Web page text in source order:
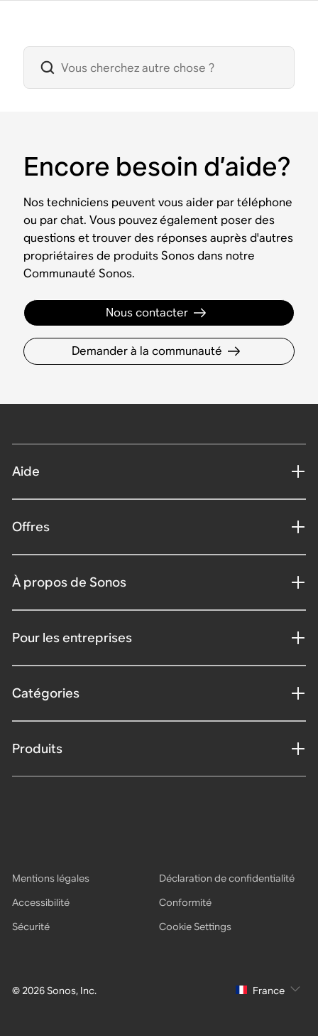
Encore besoin d’aide?
Nos techniciens peuvent vous aider par téléphone
ou par chat. Vous pouvez également poser des
questions et trouver des réponses auprès d'autres
propriétaires de produits Sonos dans notre
Communauté Sonos.
Nous contacter
Demander à la communauté
Aide
Offres
À propos de Sonos
Pour les entreprises
Catégories
Produits
© 2026 Sonos, Inc.
Mentions légales
Déclaration de confidentialité
Accessibilité
Conformité
Sécurité
Cookie Settings
France